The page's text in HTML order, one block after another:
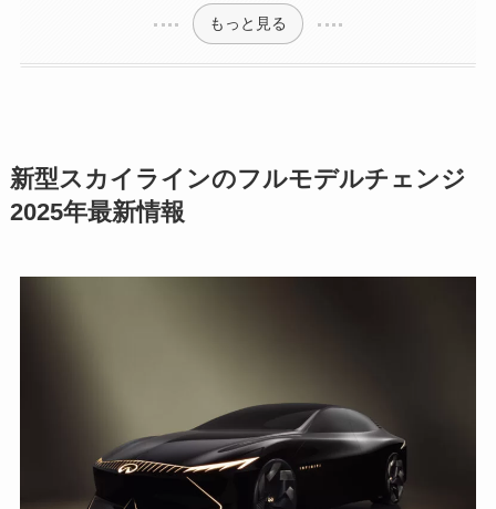
もっと見る
新型スカイラインのフルモデルチェンジ
2025年最新情報